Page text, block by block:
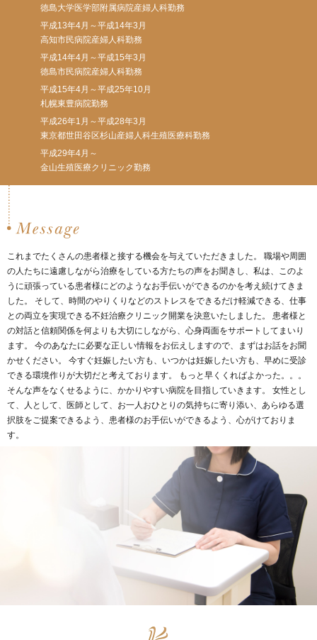
徳島大学医学部附属病院産婦人科勤務
平成13年4月～平成14年3月
高知市民病院産婦人科勤務
平成14年4月～平成15年3月
徳島市民病院産婦人科勤務
平成15年4月～平成25年10月
札幌東豊病院勤務
平成26年1月～平成28年3月
東京都世田谷区杉山産婦人科生殖医療科勤務
平成29年4月～
金山生殖医療クリニック勤務
これまでたくさんの患者様と接する機会を与えていただきました。
職場や周囲
の人たちに遠慮しながら治療をしている方たちの声をお聞きし、 私は、このよ
うに頑張っている患者様にどのようなお手伝いができるのかを考え続けてきま
した。
そして、時間のやりくりなどのストレスをできるだけ軽減できる、 仕事
との両立を実現できる不妊治療クリニック開業を決意いたしました。
患者様と
の対話と信頼関係を何よりも大切にしながら、心身両面をサポートしてまいり
ます。
今のあなたに必要な正しい情報をお伝えしますので、まずはお話をお聞
かせください。
今すぐ妊娠したい方も、いつかは妊娠したい方も、早めに受診
できる環境作りが大切だと考えております。
もっと早くくればよかった。。。
そんな声をなくせるように、かかりやすい病院を目指していきます。
女性とし
て、人として、医師として、お一人おひとりの気持ちに寄り添い、 あらゆる選
択肢をご提案できるよう、患者様のお手伝いができるよう、心がけておりま
す。